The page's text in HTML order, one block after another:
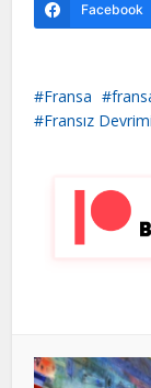
Facebook
Fransa
Fransız Devrimi